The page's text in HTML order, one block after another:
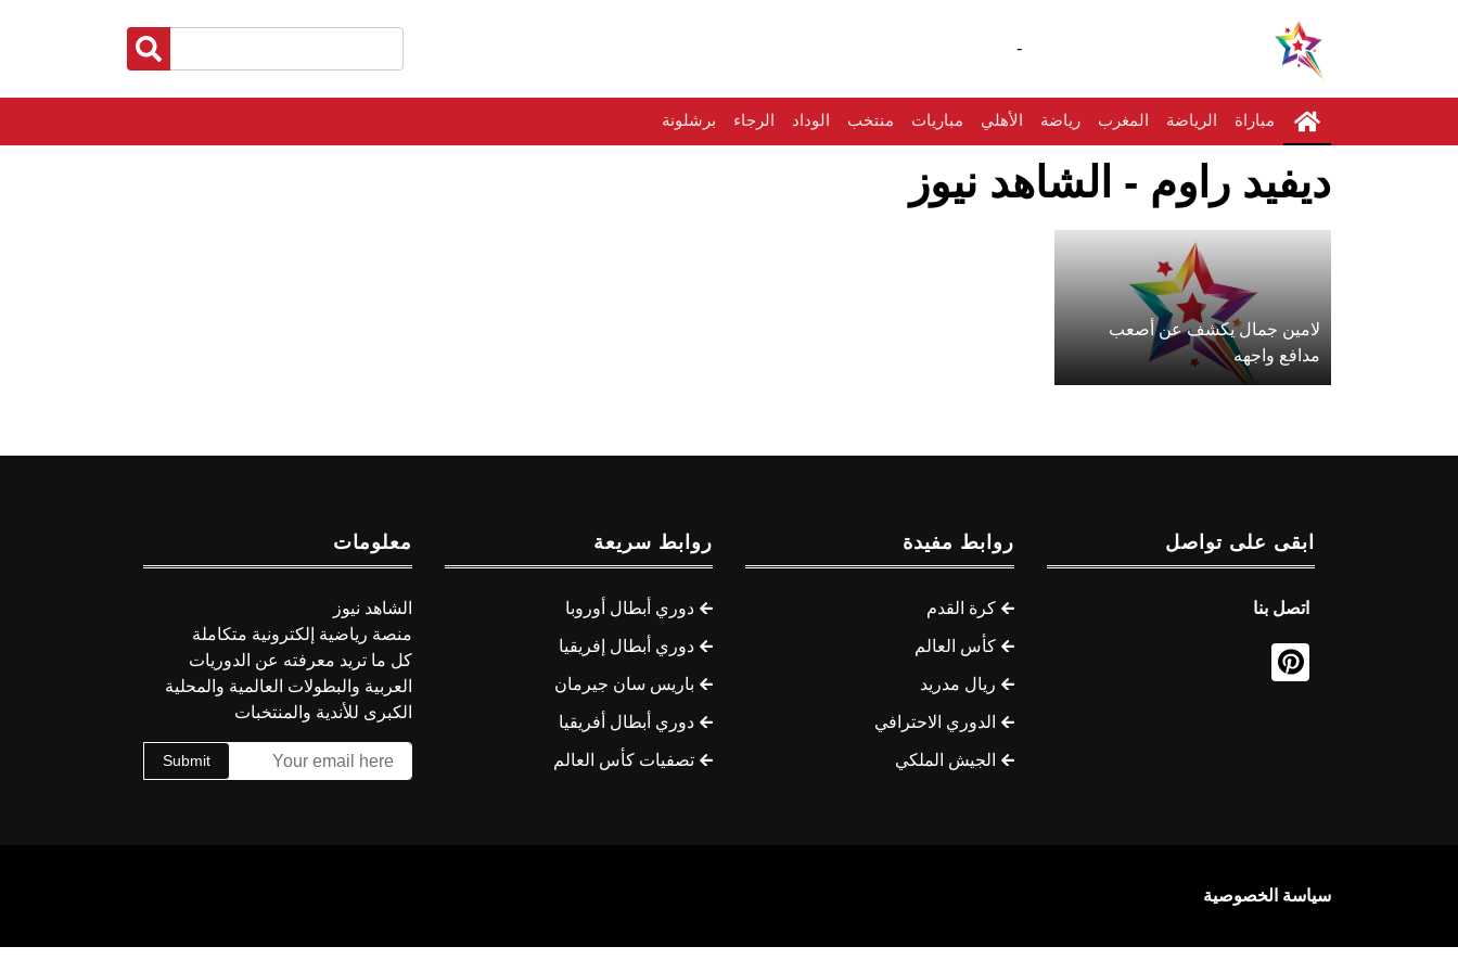
-
مباراة الرياضة المغرب رياضة الأهلي مباريات منتخب الوداد الرجاء برشلونة
ديفيد راوم - الشاهد نيوز
لامين جمال يكشف عن أصعب
مدافع واجهه
ابقى على تواصل
اتصل بنا
روابط مفيدة
كرة القدم
كأس العالم
ريال مدريد
الدوري الاحترافي
الجيش الملكي
روابط سريعة
دوري أبطال أوروبا
دوري أبطال إفريقيا
باريس سان جيرمان
دوري أبطال أفريقيا
تصفيات كأس العالم
معلومات
الشاهد نيوز
منصة رياضية إلكترونية متكاملة
كل ما تريد معرفته عن الدوريات
العربية والبطولات العالمية والمحلية
الكبرى للأندية والمنتخبات
Submit
سياسة الخصوصية